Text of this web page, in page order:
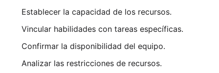
Establecer la capacidad de los recursos.
Vincular habilidades con tareas específicas.
Confirmar la disponibilidad del equipo.
Analizar las restricciones de recursos.